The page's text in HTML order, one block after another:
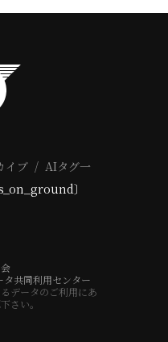
イブ
AIタグ一
〕
共同利用センター
データのご利用にあ
さい。